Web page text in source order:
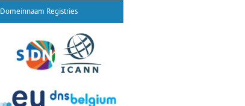
Domeinnaam Registries